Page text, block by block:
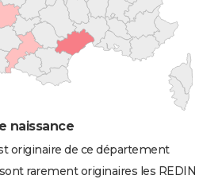
naissance
originaire de ce département
rarement originaires les